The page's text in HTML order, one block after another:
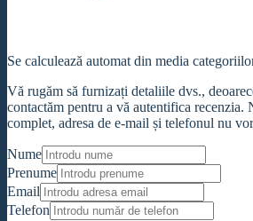
Se calculează automat din media
Vă rugăm să furnizați detaliile dvs.,
contactăm pentru a vă autentifica recenzia.
complet, adresa de e-mail și telefonul nu
Nume
Prenume
Email
Telefon